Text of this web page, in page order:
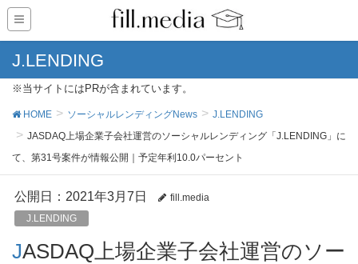
J.LENDING
※当サイトにはPRが含まれています。
HOME ソーシャルレンディングNews
J.LENDING
JASDAQ上場企業子会社運営のソーシャルレンディング「J.LENDING」に
て、第31号案件が情報公開｜予定年利10.0パーセント
公開日： 2021年3月7日
fill.media
J.LENDING
JASDAQ上場企業子会社運営のソー